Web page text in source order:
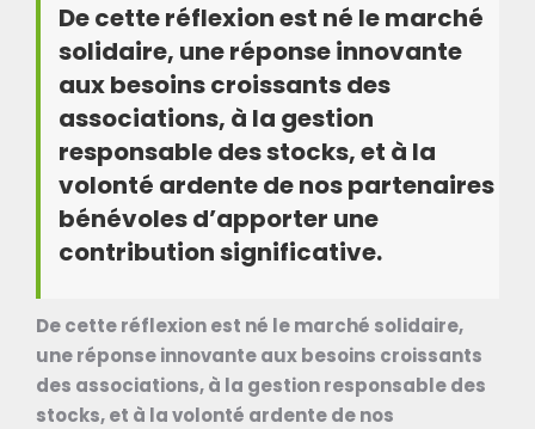
De cette réflexion est né le marché
solidaire, une réponse innovante
aux besoins croissants des
associations, à la gestion
responsable des stocks, et à la
volonté ardente de nos partenaires
bénévoles d’apporter une
contribution significative.
De cette réflexion est né le marché solidaire,
une réponse innovante aux besoins croissants
des associations, à la gestion responsable des
stocks, et à la volonté ardente de nos